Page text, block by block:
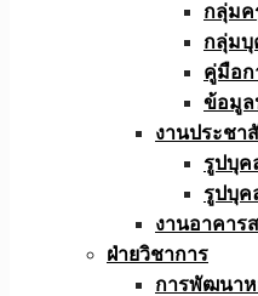
กลุ่มค
กลุ่มบุ
คู่มือก
ข้อมูล
งานประชา
รูปบุค
รูปบุค
งานอาคาร
ฝ่ายวิชาการ
การพัฒนาห